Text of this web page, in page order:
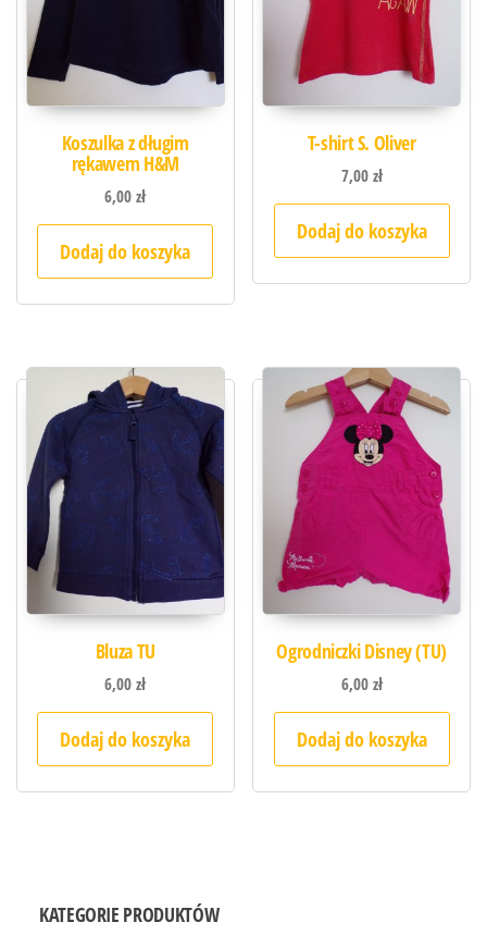
Koszulka z długim
rękawem H&M
6,00zł
Dodaj do koszyka
T-shirt S. Oliver
7,00zł
Dodaj do koszyka
Bluza TU
6,00zł
Dodaj do koszyka
Ogrodniczki Disney (TU)
6,00zł
Dodaj do koszyka
KATEGORIE PRODUKTÓW